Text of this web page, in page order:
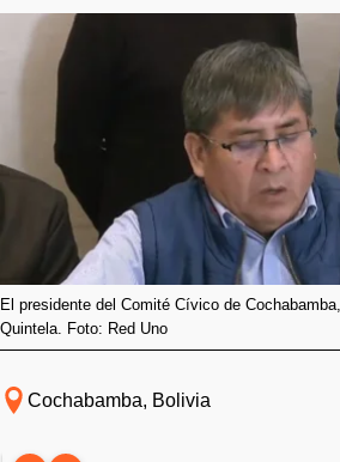
El presidente del Comité Cívico de
Quintela. Foto: Red Uno
Cochabamba, Bolivia